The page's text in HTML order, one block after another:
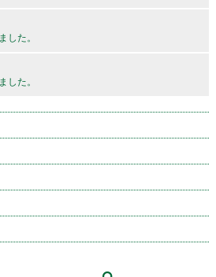
した。
した。